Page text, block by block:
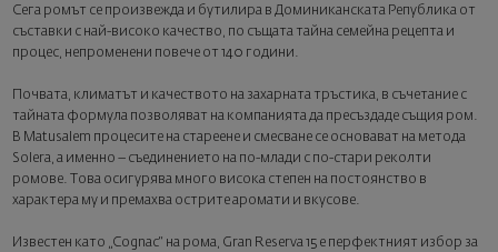
картичка с ваше пожелание. Изберете тази опция в
следващата стъпка от поръчката.
Сега ромът се произвежда и бутилира в Доминиканската Република от
съставки с най-високо качество, по същата тайна семейна рецепта и
процес, непроменени повече от 140 години.
Почвата, климатът и качеството на захарната тръстика, в съчетание с
тайната формула позволяват на компанията да пресъздаде същия ром.
В Matusalem процесите на стареене и смесване се основават на метода
Solera, а именно – съединението на по-млади с по-стари реколти
ромове. Това осигурява много висока степен на постоянство в
характера му и премахва острите аромати и вкусове.
Известен като „Cognac“ на рома, Gran Reserva 15 е перфектният избор за